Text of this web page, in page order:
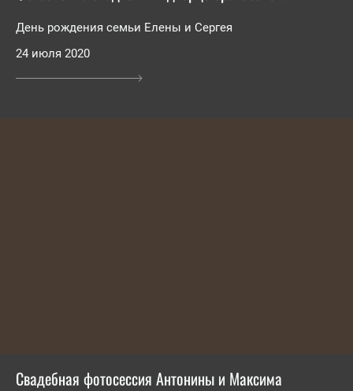
День рождения семьи Елены и Сергея
24 июля 2020
Свадебная фотосессия Антонины и Максима